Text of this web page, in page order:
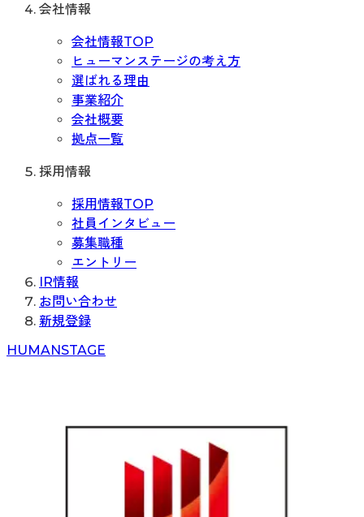
会社情報
会社情報TOP
ヒューマンステージの考え方
選ばれる理由
事業紹介
会社概要
拠点一覧
採用情報
採用情報TOP
社員インタビュー
募集職種
エントリー
IR情報
お問い合わせ
新規登録
HUMANSTAGE